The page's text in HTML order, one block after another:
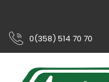
0(358) 514 70 70